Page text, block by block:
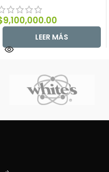
9,100,000.00
LEER MÁS